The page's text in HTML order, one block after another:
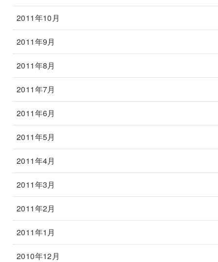
2011年10月
2011年9月
2011年8月
2011年7月
2011年6月
2011年5月
2011年4月
2011年3月
2011年2月
2011年1月
2010年12月